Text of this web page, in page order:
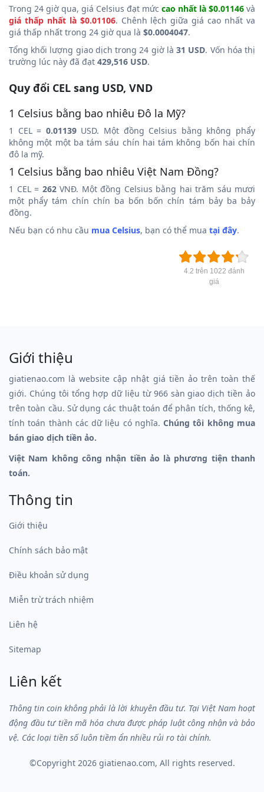
Trong 24 giờ qua, giá Celsius đạt mức cao nhất là $0.01146 và
giá thấp nhất là $0.01106. Chênh lệch giữa giá cao nhất va
giá thấp nhất trong 24 giờ qua là $0.0004047.
Tổng khối lượng giao dịch trong 24 giờ là31 USD. Vốn hóa thị
trường lúc này đã đạt 429,516 USD.
Quy đổi CEL sang USD, VND
1 Celsius bằng bao nhiêu Đô la Mỹ?
1 CEL = 0.01139USD. Một đồng Celsius bằng không phẩy
không một một ba tám sáu chín hai tám không bốn hai chín
đô la mỹ.
1 Celsius bằng bao nhiêu Việt Nam Đồng?
1 CEL = 262VNĐ. Một đồng Celsius bằng hai trăm sáu mươi
một phẩy tám chín chín ba bốn bốn chín tám bảy ba bảy
đồng.
Nếu bạn có nhu cầu mua Celsius, bạn có thể mua tại đây.
4.2 trên 1022 đánh
giá
Giới thiệu
giatienao.com là website cập nhật giá tiền ảo trên toàn thế
giới. Chúng tôi tổng hợp dữ liệu từ 966 sàn giao dịch tiền ảo
trên toàn cầu. Sử dụng các thuật toán để phân tích, thống kê,
tính toán thành các dữ liệu có nghĩa.Chúng tôi không mua
bán giao dịch tiền ảo.
Việt Nam không công nhận tiền ảo là phương tiện thanh
toán.
Thông tin
Giới thiệu
Chính sách bảo mật
Điều khoản sử dụng
Miễn trừ trách nhiệm
Liên hệ
Sitemap
Liên kết
Thông tin coin không phải là lời khuyên đầu tư. Tại Việt Nam hoạt
động đầu tư tiền mã hóa chưa được pháp luật công nhận và bảo
vệ. Các loại tiền số luôn tiềm ẩn nhiều rủi ro tài chính.
©Copyright 2026 giatienao.com, All rights reserved.